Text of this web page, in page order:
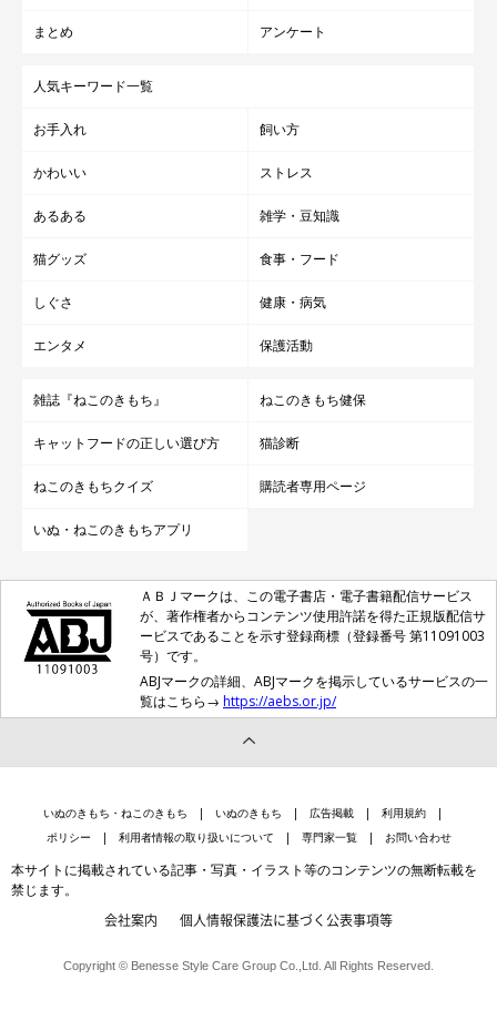
まとめ アンケート
人気キーワード一覧
お手入れ 飼い方
かわいい ストレス
あるある 雑学・豆知識
猫グッズ 食事・フード
しぐさ 健康・病気
エンタメ 保護活動
雑誌『ねこのきもち』 ねこのきもち健保
キャットフードの正しい選び方 猫診断
ねこのきもちクイズ 購読者専用ページ
いぬ・ねこのきもちアプリ
ＡＢＪマークは、この電子書店・電子書籍配信サービス
が、著作権者からコンテンツ使用許諾を得た正規版配信サ
ービスであることを示す登録商標（登録番号 第11091003
号）です。
ABJマークの詳細、ABJマークを掲示しているサービスの一
覧はこちら→ https://aebs.or.jp/
いぬのきもち・ねこのきもち いぬのきもち 広告掲載
利用規約
ポリシー
利用者情報の取り扱いについて 専門家一覧 お問い合わせ
本サイトに掲載されている記事・写真・イラスト等のコンテンツの無断転載を
禁じます。
会社案内 個人情報保護法に基づく公表事項等
Copyright © Benesse Style Care Group Co.,Ltd. All Rights Reserved.